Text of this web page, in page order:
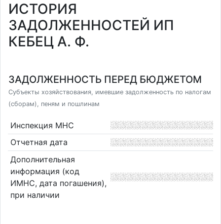
ИСТОРИЯ
ЗАДОЛЖЕННОСТЕЙ ИП
КЕБЕЦ А. Ф.
ЗАДОЛЖЕННОСТЬ ПЕРЕД БЮДЖЕТОМ
Субъекты хозяйствования, имевшие задолженность по налогам
(сборам), пеням и пошлинам
Инспекция МНС
Отчетная дата
Дополнительная
информация (код
ИМНС, дата погашения),
при наличии